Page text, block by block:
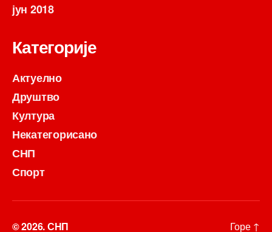
јун 2018
Категорије
Актуелно
Друштво
Култура
Некатегорисано
СНП
Спорт
© 2026.СНП Горе ↑